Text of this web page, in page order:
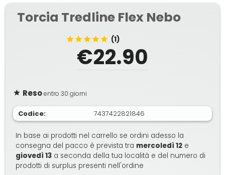
Torcia Tredline Flex Nebo
(1)
€22.90
Resoentro 30 giorni
Codice: 7437422821846
In base ai prodotti nel carrello se ordini adesso la
consegna del pacco è prevista tra mercoledì 12 e
giovedì 13 a seconda della tua località e del numero di
prodotti di surplus presenti nell'ordine